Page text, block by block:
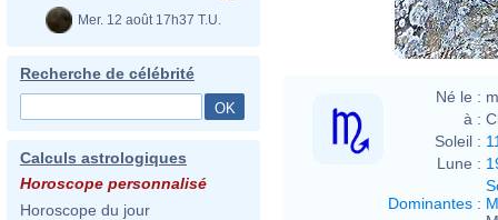
Mer. 12 août 17h37 T.U.
Recherche de célébrité
Calculs astrologiques
Horoscope personnalisé
Horoscope du jour
Né le :
à :
Soleil :
Lune :
Dominantes :